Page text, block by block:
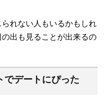
れない人もいるかもしれ
出も見ることが出来るの
でデートにぴった